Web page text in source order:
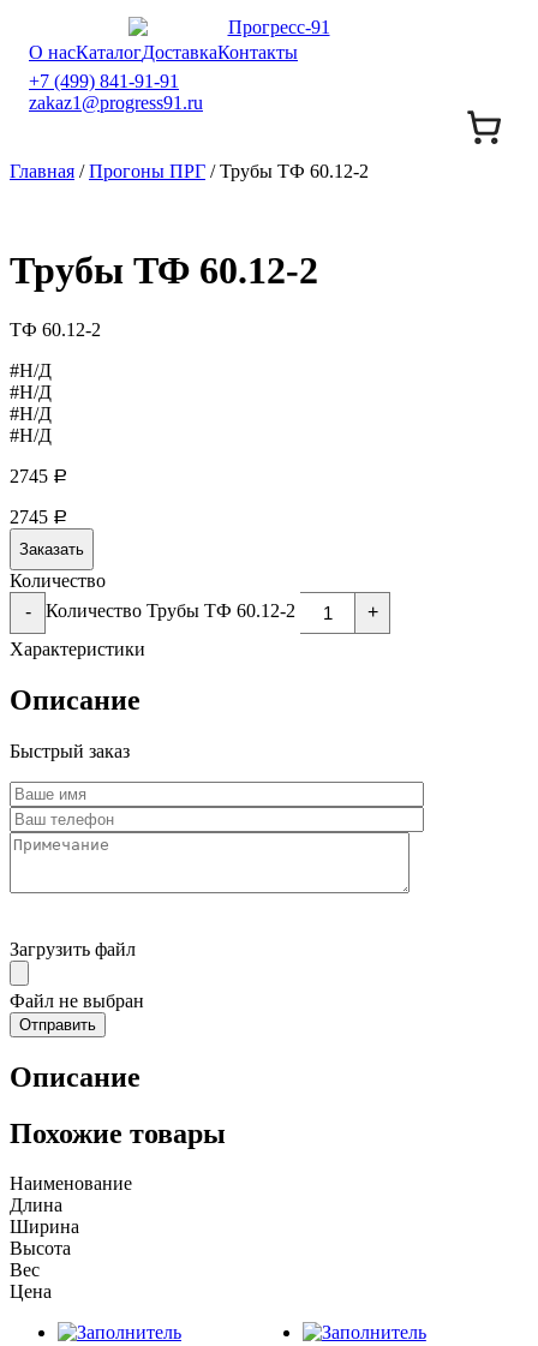
О насКаталогДоставкаКонтакты
+7 (499) 841-91-91
zakaz1@progress91.ru
Главная /Прогоны ПРГ / Трубы ТФ 60.12-2
Трубы ТФ 60.12-2
ТФ 60.12-2
#Н/Д
#Н/Д
#Н/Д
#Н/Д
2745 Р
2745 Р
Заказать
Количество
-
Количество Трубы ТФ 60.12-2
+
Характеристики
Описание
Быстрый заказ
Загрузить файл
Файл не выбран
Описание
Похожие товары
Наименование
Длина
Ширина
Высота
Вес
Цена